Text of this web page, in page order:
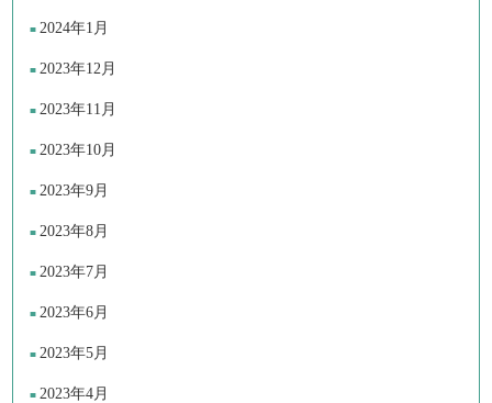
2024年1月
2023年12月
2023年11月
2023年10月
2023年9月
2023年8月
2023年7月
2023年6月
2023年5月
2023年4月